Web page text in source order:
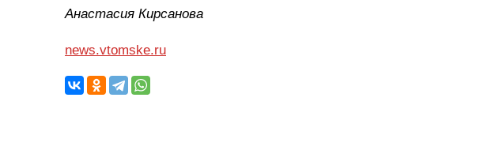
Анастасия Кирсанова
news.vtomske.ru